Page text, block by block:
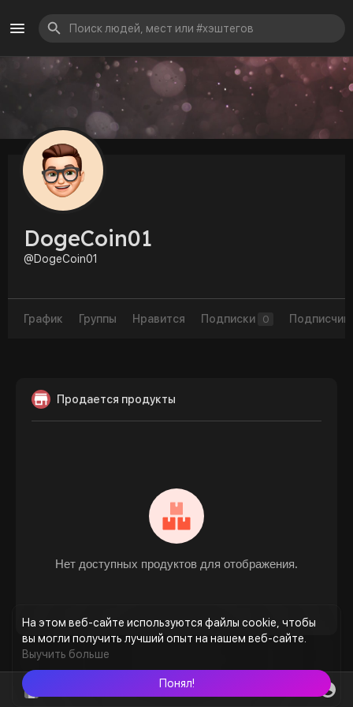
На этом веб-сайте используются файлы cookie, чтобы
вы могли получить лучший опыт на нашем веб-сайте.
Выучить больше
Понял!
DogeCoin01
@DogeCoin01
График Группы Нравится Подписки 0
Продается продукты
Нет доступных продуктов для отображения.